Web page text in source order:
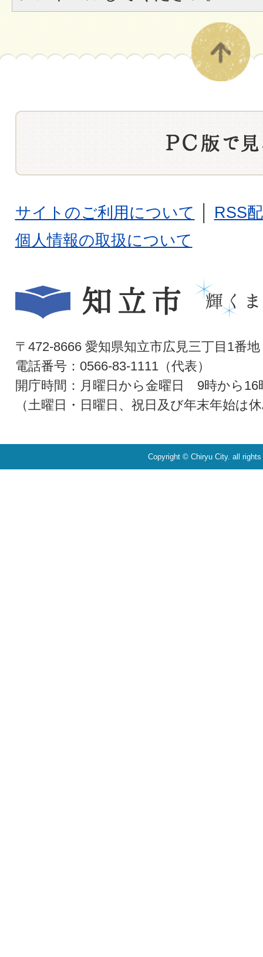
サイトのご利用について
RSS
個人情報の取扱について
〒472-8666 愛知県知立市広見三丁目1番地
電話番号：0566-83-1111（代表）
開庁時間：月曜日から金曜日 9時から16
（土曜日・日曜日、祝日及び年末年始は
Copyright © Chiryu City. all rights